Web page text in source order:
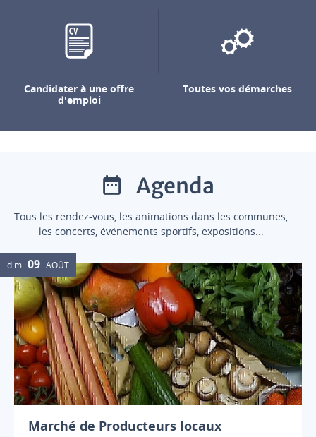
Candidater à une offre
d'emploi
Toutes vos démarches
Agenda
Tous les rendez-vous, les animations dans les communes,
les concerts, événements sportifs, expositions...
dim. 09 AOÛT
Marché de Producteurs locaux